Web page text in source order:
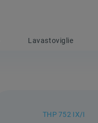
Lavastoviglie
THP 752 IX/I